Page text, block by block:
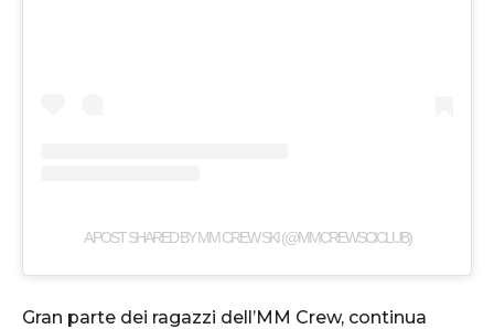
A POST SHARED BY MM CREW SKI (@MMCREWSCICLUB)
Gran parte dei ragazzi dell’MM Crew, continua